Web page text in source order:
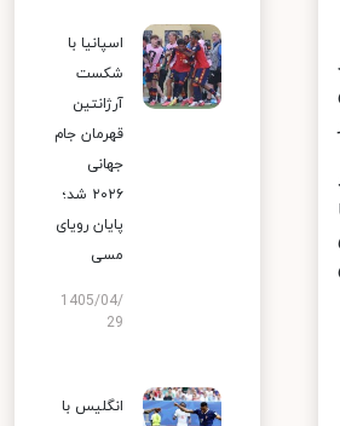
اسپانیا با
شکست
آرژانتین
قهرمان جام
جهانی
۲۰۲۶ شد؛
پایان رویای
مسی
1405/04/
29
انگلیس با